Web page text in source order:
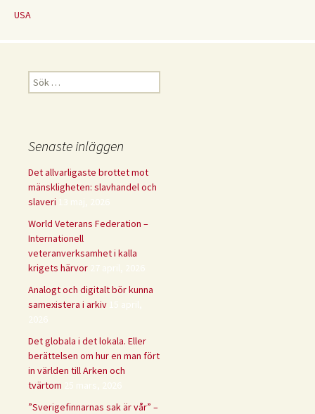
USA
Sök
efter:
Senaste inläggen
Det allvarligaste brottet mot
mänskligheten: slavhandel och
slaveri 13 maj, 2026
World Veterans Federation –
Internationell
veteranverksamhet i kalla
krigets härvor
27 april, 2026
Analogt och digitalt bör kunna
samexistera i arkiv 15 april,
2026
Det globala i det lokala. Eller
berättelsen om hur en man fört
in världen till Arken och
tvärtom
25 mars, 2026
”Sverigefinnarnas sak är vår” –